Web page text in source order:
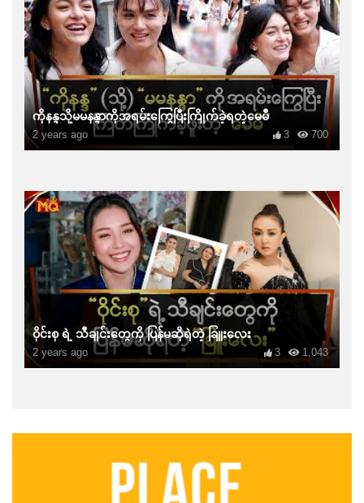
ကိုနန္ဒသို့မမနန္ဒာကိုအရမ်းကြွေပြီးကြိုက်ခဲ့ရတဲ့မေမီ
2 years ago 700
3
ဝိုင်းစု ရဲ့ သီချင်းတွေကို ပြန်မဆိုရဲတဲ့ ခြူးလေး
2 years ago 1,043
3